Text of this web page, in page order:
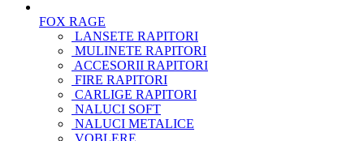
FOX RAGE
LANSETE RAPITORI
MULINETE RAPITORI
ACCESORII RAPITORI
FIRE RAPITORI
CARLIGE RAPITORI
NALUCI SOFT
NALUCI METALICE
VOBLERE